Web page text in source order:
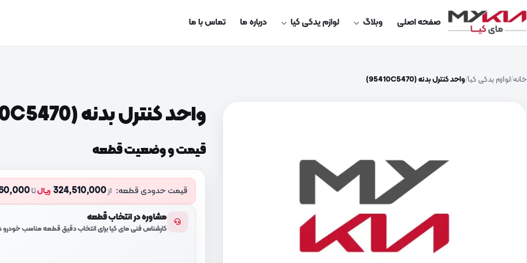
صفحه اصلی وبلاگ لوازم یدکی کیا درباره ما تماس با ما
خانه لوازم یدکی کیا واحد کنترل بدنه (95410C5470)
واحد کنترل بدنه (95410C5470)
قیمت و وضعیت قطعه
قیمت حدودی قطعه: از324,510,000 ریالتا
مشاوره در انتخاب قطعه
کارشناس فنی مای کیا برای انتخاب دقیق قطعه مناسب